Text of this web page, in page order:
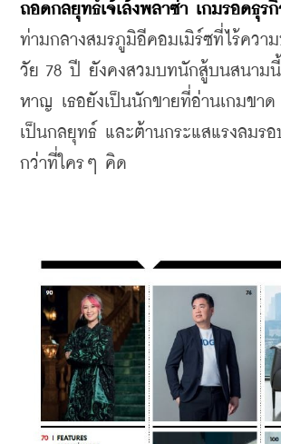
ถอดกลยุทธ์เจ้เล้งพลาซ่า เกมรอดธุ
ท่ามกลางสมรภูมิอีคอมเมิร์ซที่ไร้ความ
วัย 78 ปี ยังคงสวมบทนักสู้บนสนาม
หาญ เธอยังเป็นนักขายที่อ่านเกมขาด
เป็นกลยุทธ์ และต้านกระแสแรงลมร
กว่าที่ใครๆ คิด